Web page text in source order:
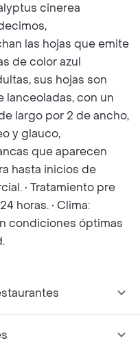
cinerea
las hojas que emite
de color azul
sus hojas son
lanceoladas, con un
largo por 2 de ancho,
y glauco,
que aparecen
hasta inicios de
• Tratamiento pre
horas. • Clima:
condiciones óptimas